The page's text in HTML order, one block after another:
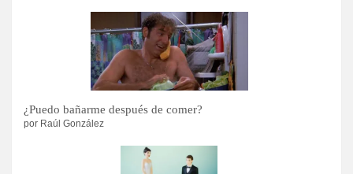
¿Puedo bañarme después de comer?
por Raúl González